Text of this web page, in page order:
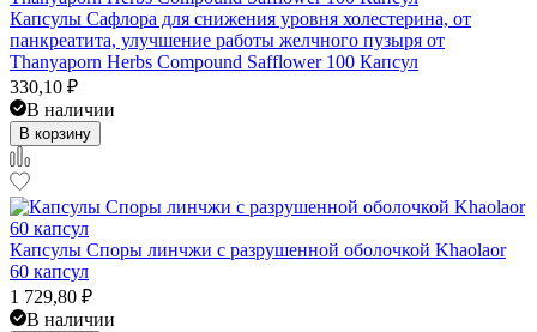
Капсулы Сафлора для снижения уровня холестерина, от
панкреатита, улучшение работы желчного пузыря от
Thanyaporn Herbs Compound Safflower 100 Капсул
330,10 ₽
В наличии
В корзину
Капсулы Споры линчжи с разрушенной оболочкой Khaolaor
60 капсул
1 729,80 ₽
В наличии